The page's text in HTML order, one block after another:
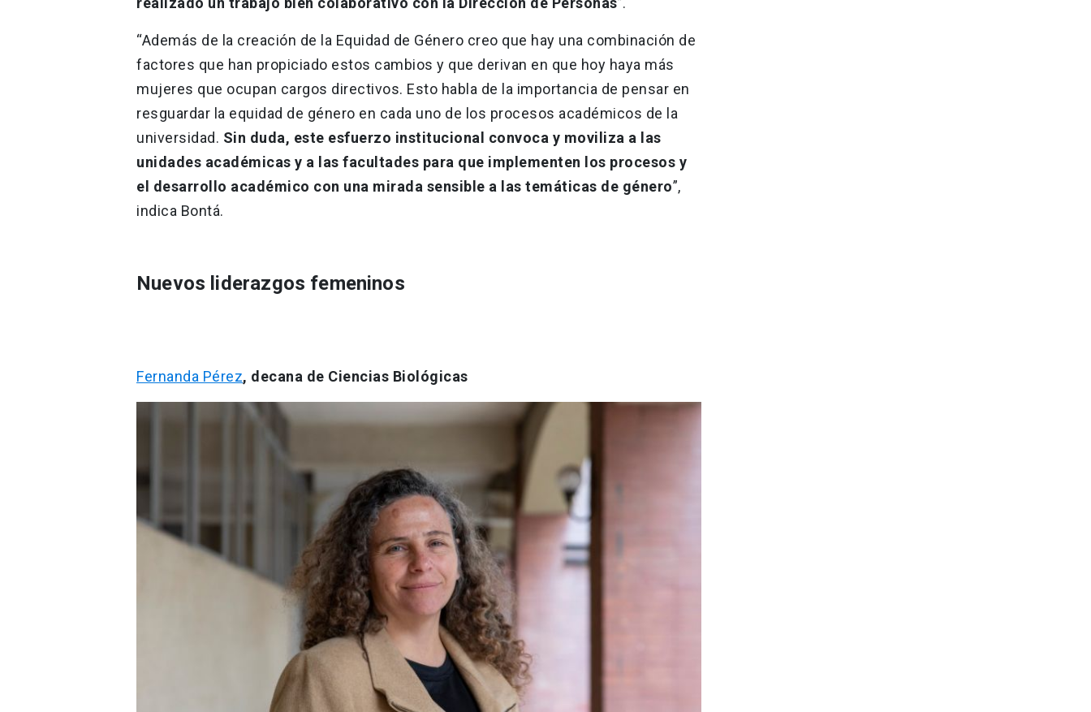
“Además de la creación de la Equidad de Género creo que hay una combinación de
factores que han propiciado estos cambios y que derivan en que hoy haya más
mujeres que ocupan cargos directivos. Esto habla de la importancia de pensar en
resguardar la equidad de género en cada uno de los procesos académicos de la
universidad. Sin duda, este esfuerzo institucional convoca y moviliza a las
unidades académicas y a las facultades para que implementen los procesos y
el desarrollo académico con una mirada sensible a las temáticas de género”,
indica Bontá.
Nuevos liderazgos femeninos
Fernanda Pérez, decana de Ciencias Biológicas